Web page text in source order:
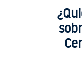
Especiales basic